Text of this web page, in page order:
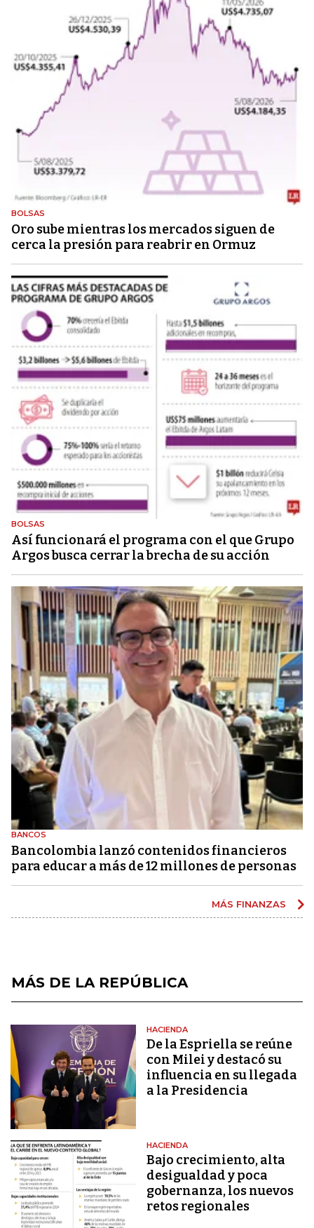
BOLSAS
Oro sube mientras los mercados siguen de
cerca la presión para reabrir en Ormuz
BOLSAS
Así funcionará el programa con el que Grupo
Argos busca cerrar la brecha de su acción
BANCOS
Bancolombia lanzó contenidos financieros
para educar a más de 12 millones de personas
MÁS FINANZAS
MÁS DE LA REPÚBLICA
HACIENDA
De la Espriella se reúne
con Milei y destacó su
influencia en su llegada
a la Presidencia
HACIENDA
Bajo crecimiento, alta
desigualdad y poca
gobernanza, los nuevos
retos regionales